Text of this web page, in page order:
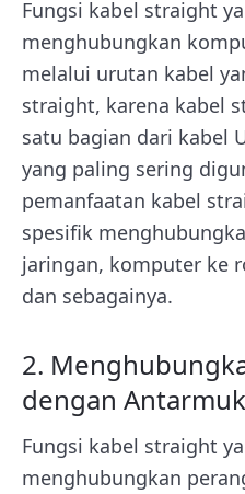
Fungsi kabel straight
menghubungkan
melalui urutan kabel
straight, karena kabel
satu bagian dari kabel
yang paling sering
pemanfaatan kabel
spesifik
jaringan, komputer ke
dan sebagainya.
2.
dengan
Fungsi kabel straight
menghubungkan